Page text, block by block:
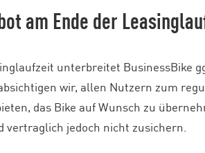
am Ende der
unterbreitet BusinessBike
wir, allen Nutzern zum
das Bike auf Wunsch zu
vertraglich jedoch nicht zusichern.